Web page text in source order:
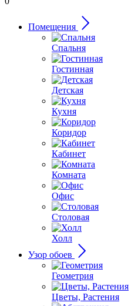
Помещения
Спальня
Гостинная
Детская
Кухня
Коридор
Кабинет
Комната
Офис
Столовая
Холл
Узор обоев
Геометрия
Цветы, Растения